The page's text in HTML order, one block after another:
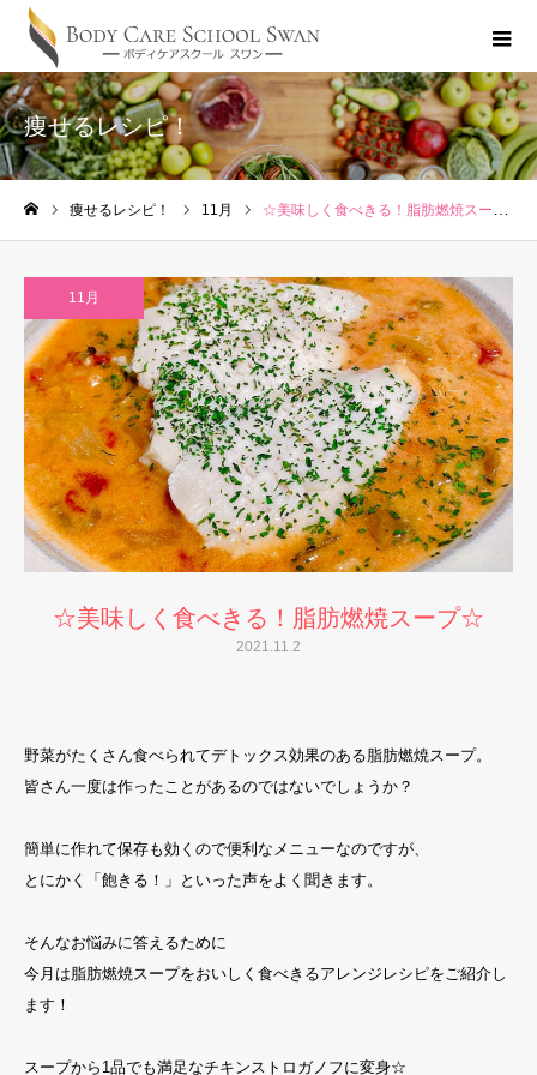
痩せるレシピ！
痩せるレシピ！ 11月 ☆美味しく食べきる！脂肪燃焼スープ☆
11月
☆美味しく食べきる！脂肪燃焼スープ☆
2021.11.2
野菜がたくさん食べられてデトックス効果のある脂肪燃焼スープ。
皆さん一度は作ったことがあるのではないでしょうか？
簡単に作れて保存も効くので便利なメニューなのですが、
とにかく「飽きる！」といった声をよく聞きます。
そんなお悩みに答えるために
今月は脂肪燃焼スープをおいしく食べきるアレンジレシピをご紹介し
ます！
スープから1品でも満足なチキンストロガノフに変身☆